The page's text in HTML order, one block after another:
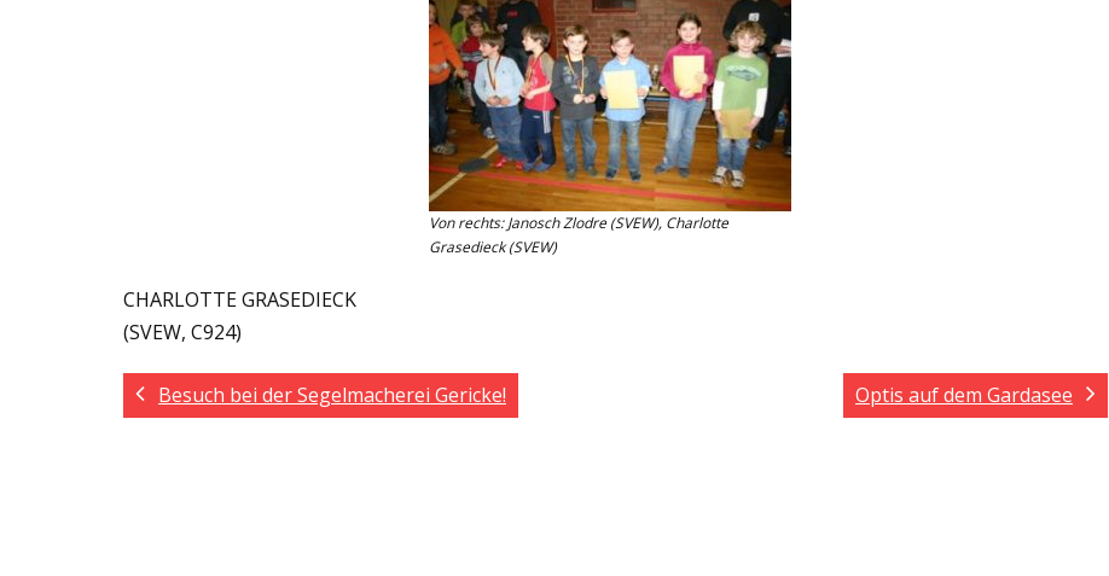
Von rechts: Janosch Zlodre (SVEW), Charlotte
Grasedieck (SVEW)
CHARLOTTE GRASEDIECK
(SVEW, C924)
Besuch bei der Segelmacherei Gericke! Optis auf dem Gardasee